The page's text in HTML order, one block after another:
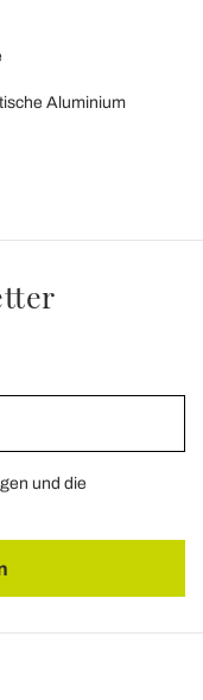
Aluminium
und die